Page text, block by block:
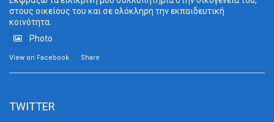
στους οικείους του και σε ολόκληρη την εκπαιδευτική
κοινότητα.
Photo
View on Facebook · Share
TWITTER